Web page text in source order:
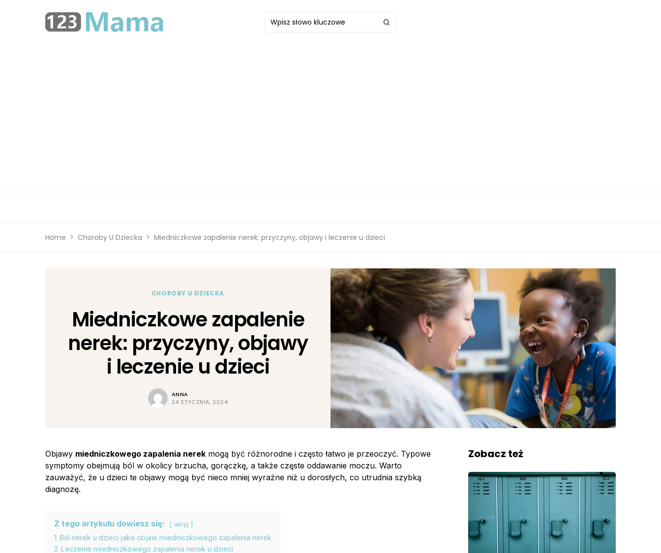
Home Choroby U Dziecka Miedniczkowe zapalenie nerek: przyczyny, objawy i leczenie u dzieci
CHOROBY U DZIECKA
Miedniczkowe zapalenie
nerek: przyczyny, objawy
i leczenie u dzieci
ANNA
24 STYCZNIA, 2024
Objawy miedniczkowego zapalenia nerek mogą być różnorodne i często łatwo je przeoczyć. Typowe
symptomy obejmują ból w okolicy brzucha, gorączkę, a także częste oddawanie moczu. Warto
zauważyć, że u dzieci te objawy mogą być nieco mniej wyraźne niż u dorosłych, co utrudnia szybką
diagnozę.
Z tego artykułu dowiesz się: ukryj
1 Ból nerek u dzieci jako objaw miedniczkowego zapalenia nerek
2 Leczenie miedniczkowego zapalenia nerek u dzieci
Zobacz też